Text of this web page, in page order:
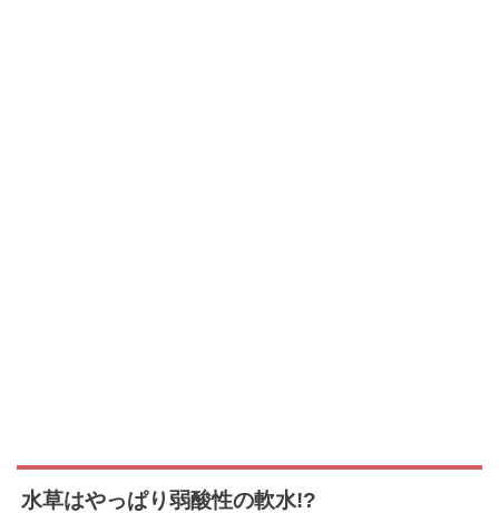
水草はやっぱり弱酸性の軟水!?